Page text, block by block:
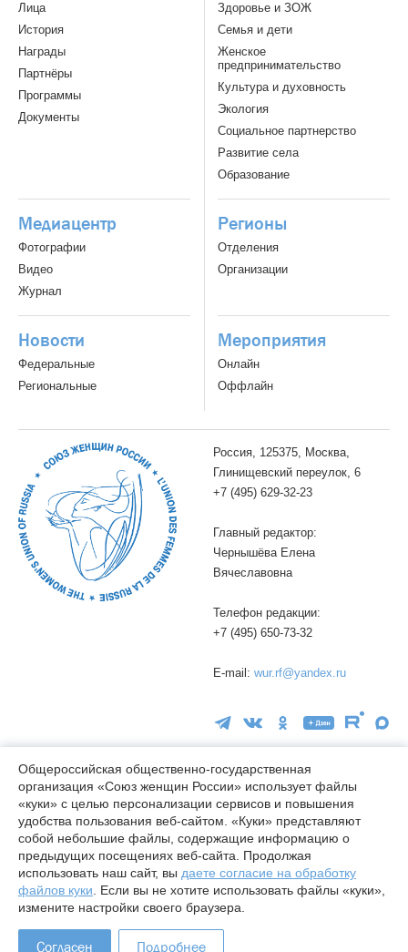
Лица
История
Награды
Партнёры
Программы
Документы
Здоровье и ЗОЖ
Семья и дети
Женское
предпринимательство
Культура и духовность
Экология
Социальное партнерство
Развитие села
Образование
Медиацентр
Фотографии
Видео
Журнал
Регионы
Отделения
Организации
Новости
Федеральные
Региональные
Мероприятия
Онлайн
Оффлайн
Россия, 125375, Москва,
Глинищевский переулок, 6
+7 (495) 629-32-23
Главный редактор:
Чернышёва Елена
Вячеславовна
Телефон редакции:
+7 (495) 650-73-32
E-mail: wur.rf@yandex.ru
16+
© wuor.ru Использование материалов сайта разрешается только
при указании ссылки на источник
Правовая информация
Карта сайта
Лицензия СМИ Эл № ФС77-78338 от 24.04.2020
Общероссийская общественно-государственная
организация «Союз женщин России» использует файлы
«куки» с целью персонализации сервисов и повышения
удобства пользования веб-сайтом. «Куки» представляют
собой небольшие файлы, содержащие информацию о
предыдущих посещениях веб-сайта. Продолжая
использовать наш сайт, вы даете согласие на обработку
файлов куки . Если вы не хотите использовать файлы «куки»,
измените настройки своего браузера.
Подробнее
Согласен